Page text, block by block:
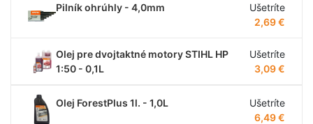
Pilník ohrúhly - 4,0mm
Ušetríte
2,69€
Olej pre dvojtaktné motory STIHL HP
1:50 - 0,1L
Ušetríte
3,09€
Olej ForestPlus 1l. - 1,0L
Ušetríte
6,49€